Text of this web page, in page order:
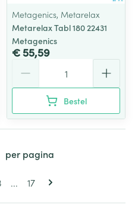
Metagenics, Metarelax
Metarelax Tabl 180 22431
Metagenics
€ 55,59
Bestel
Pagina's pagina
... Pagina
17
per pagina